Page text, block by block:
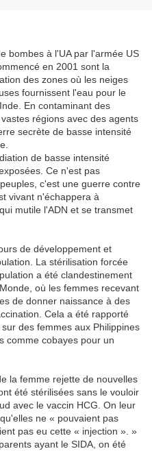
bombes à l'UA par l'armée US
en 2001 sont la
des zones où les neiges
fournissent l'eau pour le
En contaminant des
régions avec des agents
secrète de basse intensité
de basse intensité
Ce n'est pas
c'est une guerre contre
vivant n'échappera à
mutile l'ADN et se transmet
de développement et
La stérilisation forcée
a été clandestinement
où les femmes recevant
de donner naissance à des
Cela a été rapporté
des femmes aux Philippines
comme cobayes pour un
la femme rejette de nouvelles
été stérilisées sans le vouloir
avec le vaccin HCG. On leur
ne « pouvaient pas
pas eu cette « injection ». »
ayant le SIDA, on été